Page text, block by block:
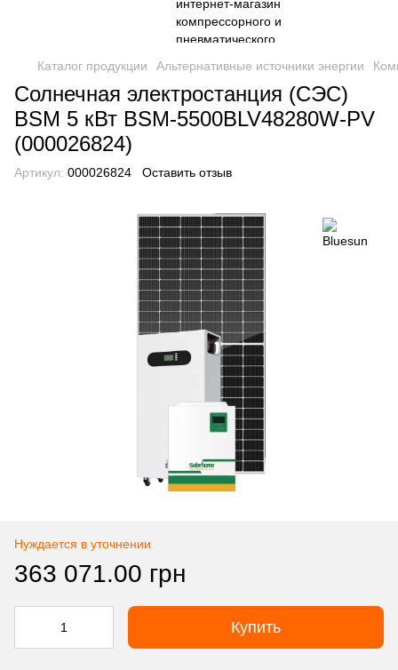
Каталог продукции Альтернативные источники энергии
Солнечная электростанция (СЭС)
BSM 5 кВт BSM-5500BLV48280W-PV
(000026824)
Артикул: 000026824 Оставить отзыв
Нуждается в уточнении
363 071.00 грн
Купить